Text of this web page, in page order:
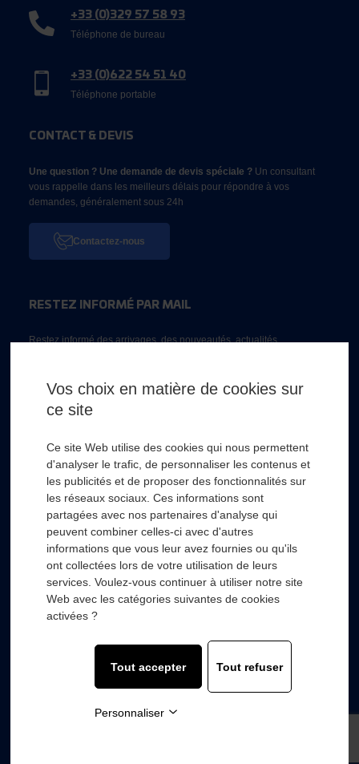
+33 (0)329 57 58 93
Téléphone de bureau
+33 (0)622 54 51 40
Téléphone portable
CONTACT & DEVIS
Une question ? Une demande de devis spéciale ? Un consultant
vous rappelle dans les meilleurs délais pour répondre à vos
demandes, généralement sous 24h
Contactez-nous
RESTEZ INFORMÉ PAR MAIL
Restez informé des arrivages, des nouveautés, actualités...
RSL HYDRO +
FOURNISSEURS +
SECTEURS D’ACTIVITÉS
© 2022 with❤byWooz’up agence de communication.
Vos choix en matière de cookies sur
ce site
Ce site Web utilise des cookies qui nous permettent
d'analyser le trafic, de personnaliser les contenus et
les publicités et de proposer des fonctionnalités sur
les réseaux sociaux. Ces informations sont
partagées avec nos partenaires d'analyse qui
peuvent combiner celles-ci avec d'autres
informations que vous leur avez fournies ou qu'ils
ont collectées lors de votre utilisation de leurs
services. Voulez-vous continuer à utiliser notre site
Web avec les catégories suivantes de cookies
activées ?
Tout accepter Tout refuser
Personnaliser